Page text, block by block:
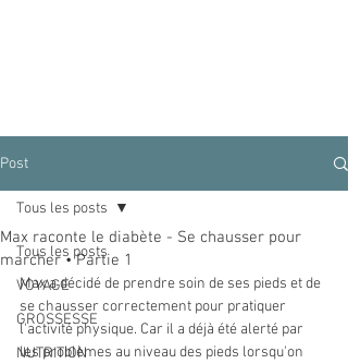
Post
Tous les posts
VOYAGE
GROSSESSE
NUTRITION
Tous les posts
Max raconte le diabète - Se chausser pour
marcher • Partie 1
Max a décidé de prendre soin de ses pieds et de
se chausser correctement pour pratiquer
l'activité physique. Car il a déjà été alerté par
les problèmes au niveau des pieds lorsqu'on